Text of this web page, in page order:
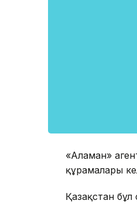
«Аламан»
құрамалары
Қазақстан бұл